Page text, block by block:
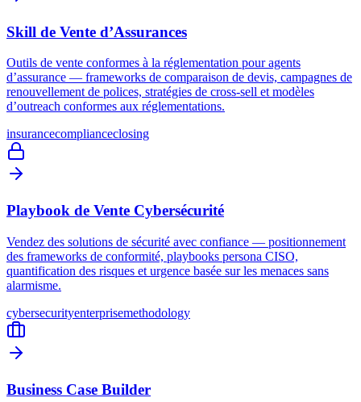
Skill de Vente d’Assurances
Outils de vente conformes à la réglementation pour agents
d’assurance — frameworks de comparaison de devis, campagnes de
renouvellement de polices, stratégies de cross-sell et modèles
d’outreach conformes aux réglementations.
insurancecomplianceclosing
Playbook de Vente Cybersécurité
Vendez des solutions de sécurité avec confiance — positionnement
des frameworks de conformité, playbooks persona CISO,
quantification des risques et urgence basée sur les menaces sans
alarmisme.
cybersecurityenterprisemethodology
Business Case Builder